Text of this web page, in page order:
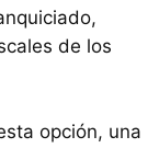
de los
opción, una